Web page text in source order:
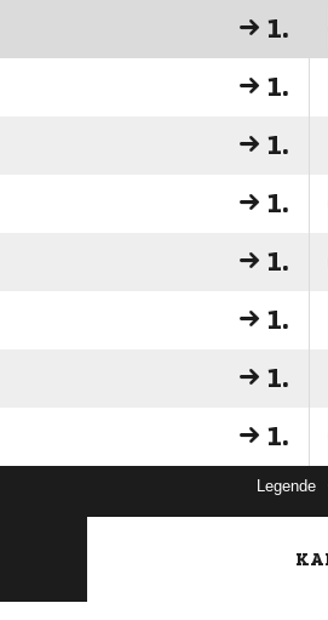
1.
1.
1.
1.
1.
1.
1.
1.
Legende